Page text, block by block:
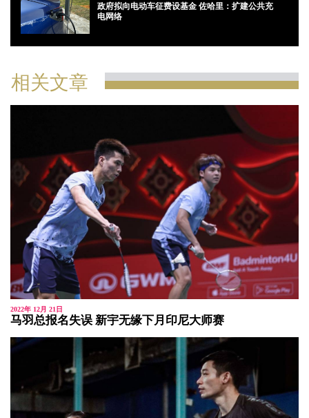
政府拟向电动车征费设基金 佐哈里：扩建公共充
电网络
相关文章
2022年 12月 21日
马羽总报名失误 新宇无缘下月印尼大师赛